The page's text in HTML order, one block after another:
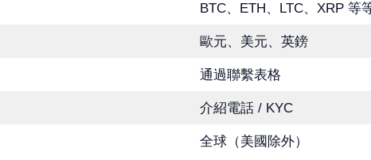
BTC、ETH、LTC、XRP 等
歐元、美元、英鎊
通過聯繫表格
介紹電話 / KYC
全球（美國除外）